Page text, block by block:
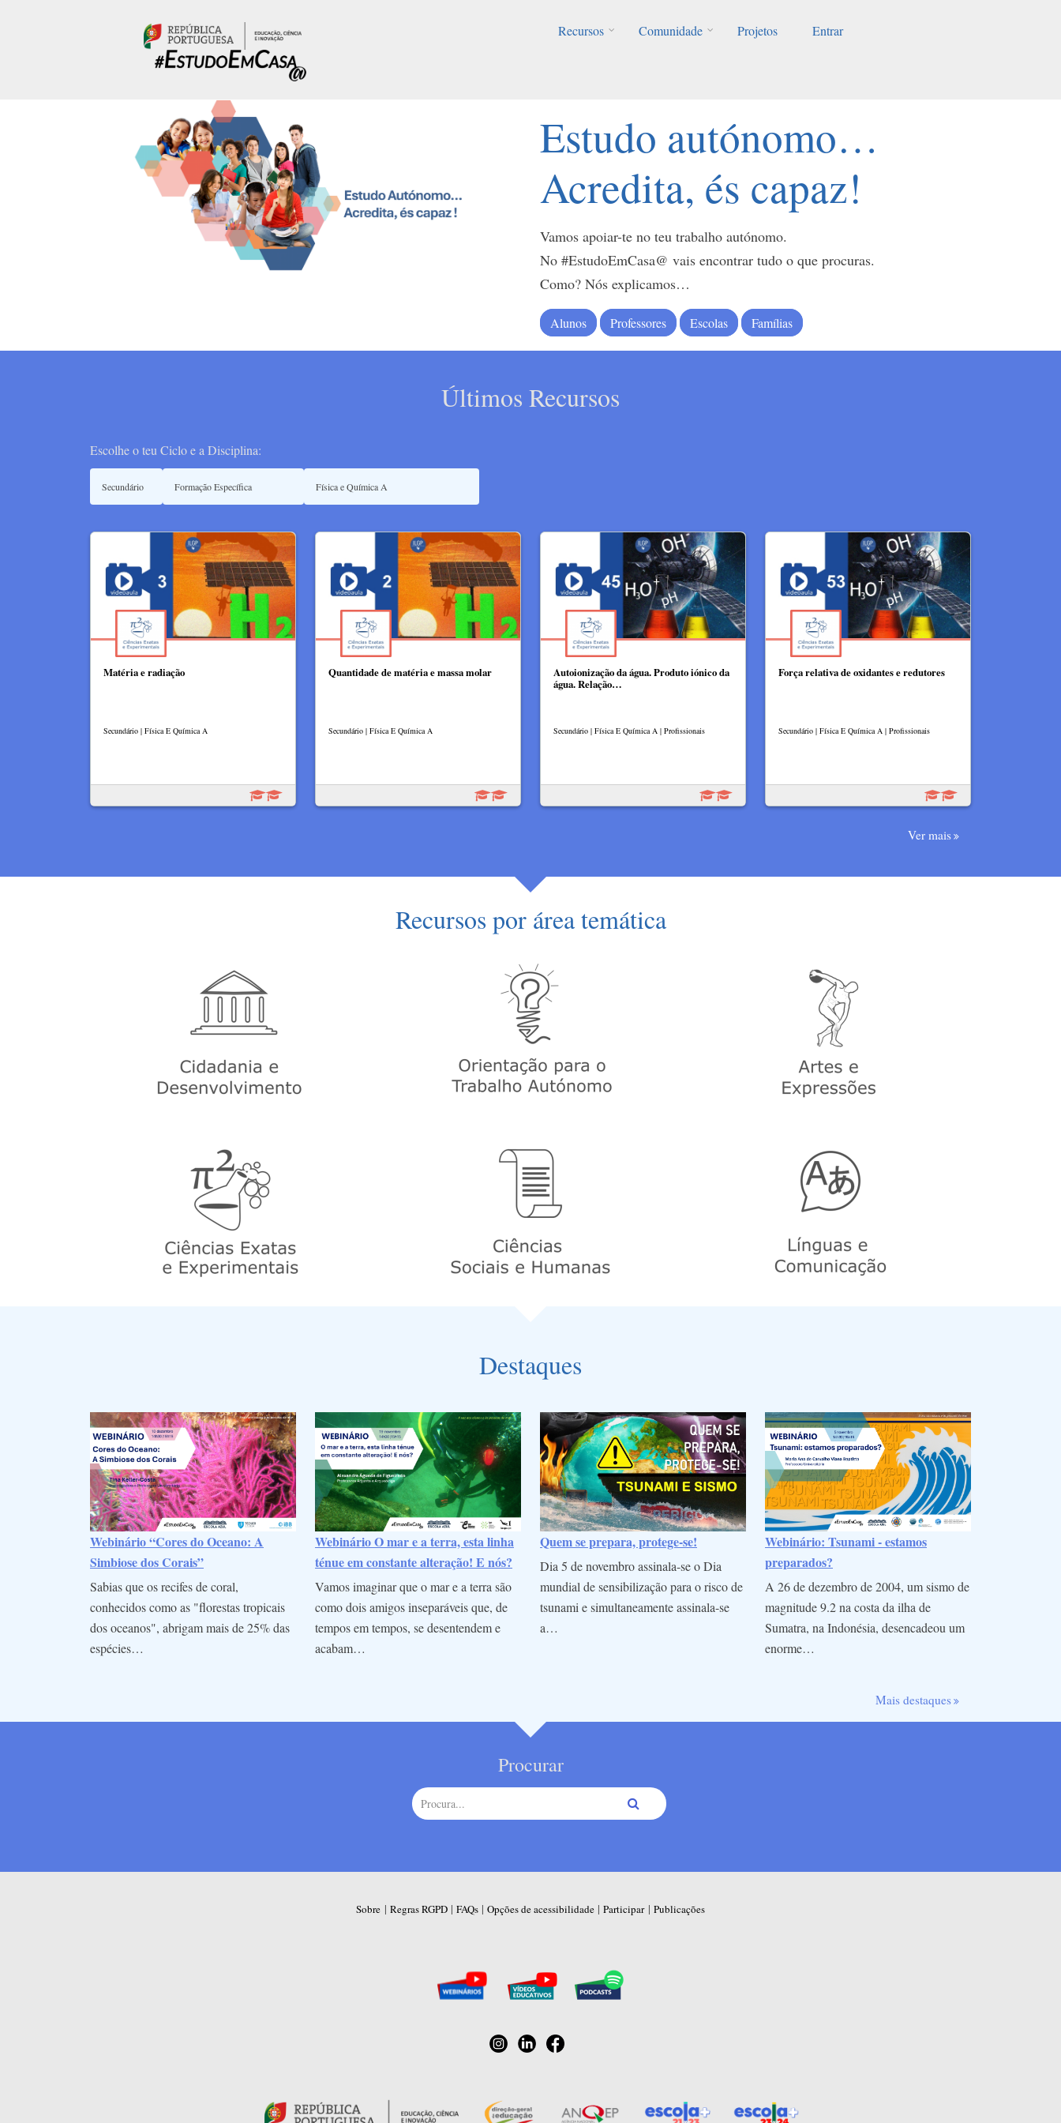
Recursos
Comunidade Projetos Entrar
Estudo autónomo…
Acredita, és capaz!
Vamos apoiar-te no teu trabalho autónomo.
No #EstudoEmCasa@ vais encontrar tudo o que procuras.
Como? Nós explicamos…
Alunos Professores Escolas Famílias
Últimos Recursos
Escolhe o teu Ciclo e a Disciplina:
Matéria e radiação
Secundário | Física E Química A
Quantidade de matéria e massa molar
Secundário | Física E Química A
Autoionização da água. Produto iónico da
água. Relação…
Secundário | Física E Química A | Profissionais
Força relativa de oxidantes e redutores
Secundário | Física E Química A | Profissionais
Ver mais
Recursos por área temática
Destaques
Webinário “Cores do Oceano: A
Simbiose dos Corais”
Sabias que os recifes de coral,
conhecidos como as "florestas tropicais
dos oceanos", abrigam mais de 25% das
espécies…
Webinário O mar e a terra, esta linha
ténue em constante alteração! E nós?
Vamos imaginar que o mar e a terra são
como dois amigos inseparáveis que, de
tempos em tempos, se desentendem e
acabam…
Quem se prepara, protege-se!
Dia 5 de novembro assinala-se o Dia
mundial de sensibilização para o risco de
tsunami e simultaneamente assinala-se
a…
Webinário: Tsunami - estamos
preparados?
A 26 de dezembro de 2004, um sismo de
magnitude 9.2 na costa da ilha de
Sumatra, na Indonésia, desencadeou um
enorme…
Mais destaques
Procurar
Sobre | Regras RGPD | FAQs | Opções de acessibilidade | Participar| Publicações